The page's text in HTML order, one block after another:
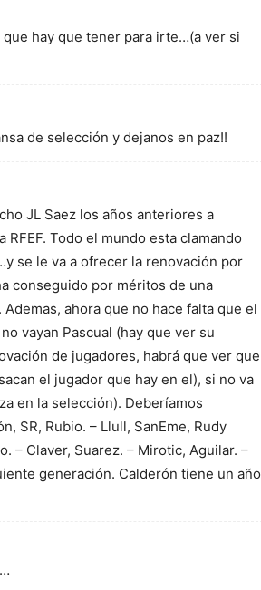
hay que tener para irte…(a ver si
de selección y dejanos en paz!!
JL Saez los años anteriores a
Todo el mundo esta clamando
se le va a ofrecer la renovación por
conseguido por méritos de una
ahora que no hace falta que el
vayan Pascual (hay que ver su
de jugadores, habrá que ver que
el jugador que hay en el), si no va
en la selección). Deberíamos
SR, Rubio. – Llull, SanEme, Rudy
– Claver, Suarez. – Mirotic, Aguilar. –
generación. Calderón tiene un año